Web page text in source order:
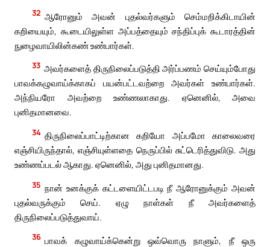
32 ஆரோனும் அவன் புதல்வர்களும் செம்மறிக்கிடாயின்
கறியையும், கூடையிலுள்ள அப்பத்தையும் சந்திப்புக் கூடாரத்தின்
நுழைவாயிலின்கண் உண்பார்கள்.
33 அவர்களைத் திருநிலைப்படுத்தி அர்ப்பணம் செய்யும்போது
பாவக்கழுவாய்க்காகப் பயன்பட்டவற்றை அவர்கள் உண்பார்கள்.
அந்நியரோ அவற்றை உண்ணலாகாது. ஏனெனில், அவை
புனிதமானவை.
34 திருநிலைப்பாட்டிற்கான கறியோ அப்பமோ காலைவரை
எஞ்சியிருந்தால், எஞ்சியுள்ளதை நெருப்பில் சுட்டெரித்துவிடு. அது
உண்ணப்படல் ஆகாது. ஏனெனில், அது புனிதமானது.
35 நான் உனக்குக் கட்டளையிட்டபடி நீ ஆரோனுக்கும் அவன்
புதல்வருக்கும் செய். ஏழு நாள்கள் நீ அவர்களைத்
திருநிலைப்படுத்துவாய்.
36 பாவக் கழுவாய்க்கென்று ஒவ்வொரு நாளும், நீ ஒரு